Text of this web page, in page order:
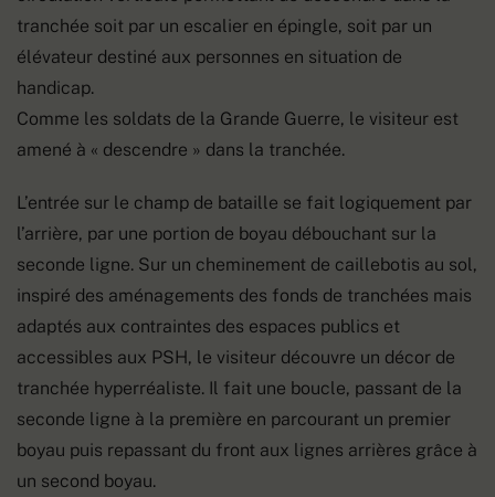
tranchée soit par un escalier en épingle, soit par un
élévateur destiné aux personnes en situation de
handicap.
Comme les soldats de la Grande Guerre, le visiteur est
amené à « descendre » dans la tranchée.
L’entrée sur le champ de bataille se fait logiquement par
l’arrière, par une portion de boyau débouchant sur la
seconde ligne. Sur un cheminement de caillebotis au sol,
inspiré des aménagements des fonds de tranchées mais
adaptés aux contraintes des espaces publics et
accessibles aux PSH, le visiteur découvre un décor de
tranchée hyperréaliste. Il fait une boucle, passant de la
seconde ligne à la première en parcourant un premier
boyau puis repassant du front aux lignes arrières grâce à
un second boyau.